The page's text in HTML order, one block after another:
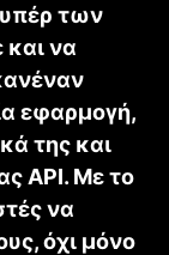
των
να
εφαρμογή,
της και
API. Με το
να
όχι μόνο